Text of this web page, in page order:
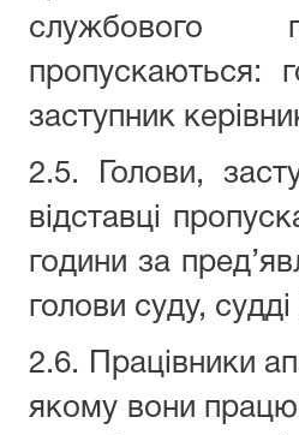
службового
пропускаються:
заступник
2.5. Голови,
відставці
години за
голови суду, судді
2.6. Працівники
якому вони